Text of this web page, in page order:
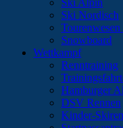
Ski Nordisch
Snowboard
Wettkampf
Renntraining
Hamburger
DSV Rennen
Kinder-